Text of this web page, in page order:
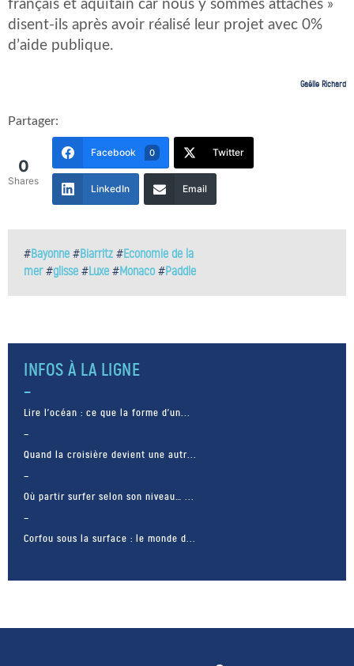
français et aquitain car nous y sommes attachés »
disent-ils après avoir réalisé leur projet avec 0%
d’aide publique.
Gaëlle Richard
Partager:
0
Shares
Facebook 0 Twitter
LinkedIn Email
#Bayonne #Biarritz #Economie de la
mer#glisse #Luxe #Monaco #Paddle
INFOS À LA LIGNE
Lire l’océan : ce que la forme d’un...
Quand la croisière devient une autr...
Où partir surfer selon son niveau… ...
Corfou sous la surface : le monde d...